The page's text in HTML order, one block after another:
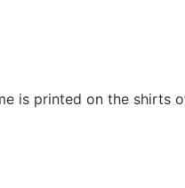
is printed on the shirts